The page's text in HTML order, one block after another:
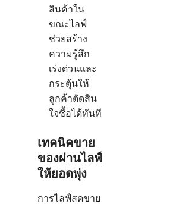
สินค้าใน
ขณะไลฟ์
ช่วยสร้าง
ความรู้สึก
เร่งด่วนและ
กระตุ้นให้
ลูกค้าตัดสิน
ใจซื้อได้ทันที
เทคนิคขาย
ของผ่านไลฟ์
ให้ยอดพุ่ง
การไลฟ์สดขาย